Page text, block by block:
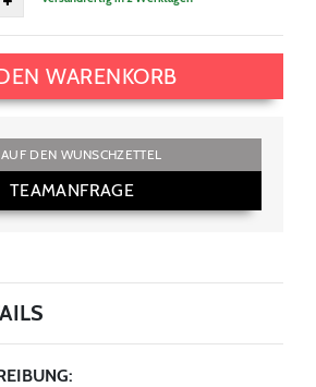
WARENKORB
AUF DEN WUNSCHZETTEL
TEAMANFRAGE